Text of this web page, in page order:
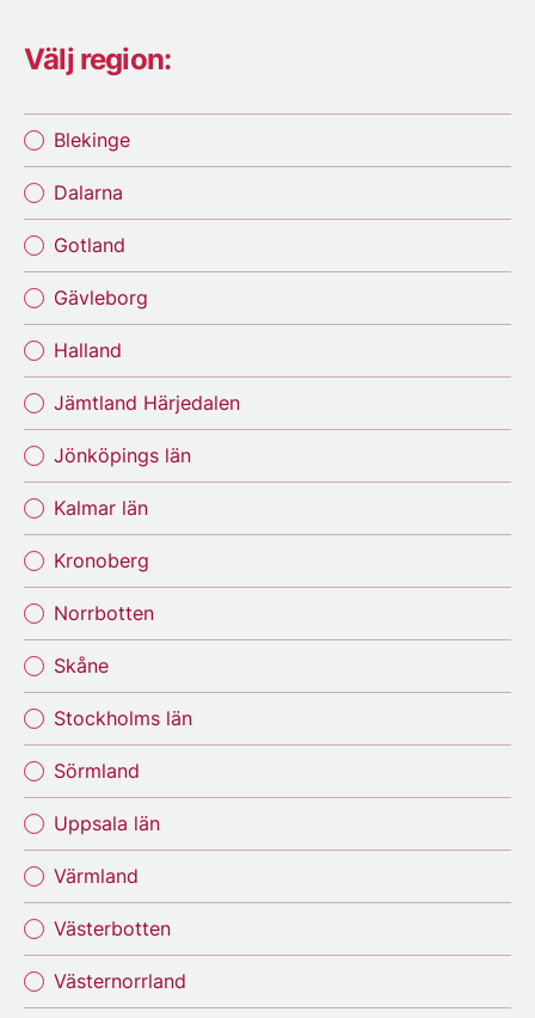
Välj region:
Blekinge
Dalarna
Gotland
Gävleborg
Halland
Jämtland Härjedalen
Jönköpings län
Kalmar län
Kronoberg
Norrbotten
Skåne
Stockholms län
Sörmland
Uppsala län
Värmland
Västerbotten
Västernorrland